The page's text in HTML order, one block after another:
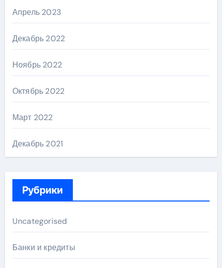
Апрель 2023
Декабрь 2022
Ноябрь 2022
Октябрь 2022
Март 2022
Декабрь 2021
Рубрики
Uncategorised
Банки и кредиты